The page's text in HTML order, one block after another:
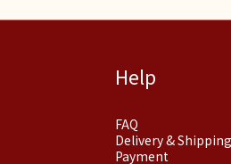
Help
FAQ
Delivery & Shipping
Payment